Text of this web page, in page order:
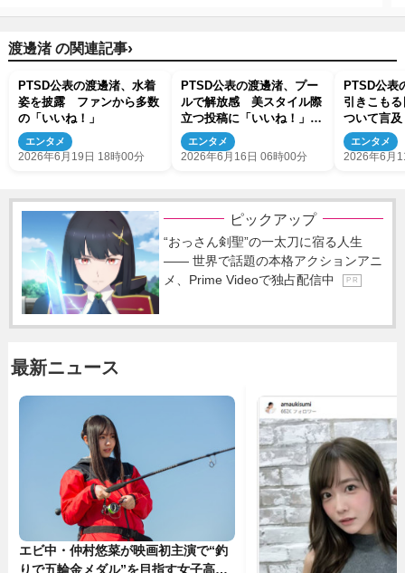
渡邊渚 の関連記事›
PTSD公表の渡邊渚、水着
姿を披露 ファンから多数
の「いいね！」
エンタメ
2026年6月19日 18時00分
PTSD公表の渡邊渚、プー
ルで解放感 美スタイル際
立つ投稿に「いいね！」多
数エンタメ
2026年6月16日 06時00分
PTSD公表
引きこも
ついて言
もしんどく
エンタメ
2026年6月
ピックアップ
“おっさん剣聖”の一太刀に宿る人生
―― 世界で話題の本格アクションアニ
メ、Prime Videoで独占配信中
P R
最新ニュース
エビ中・仲村悠菜が映画初主演で“釣
りで五輪金メダル”を目指す女子高生